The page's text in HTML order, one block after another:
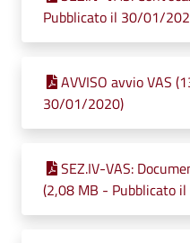
Pubblicato il 30/01/
AVVISO avvio VAS
30/01/2020)
SEZ.IV-VAS:
(2,08 MB - Pubblicato